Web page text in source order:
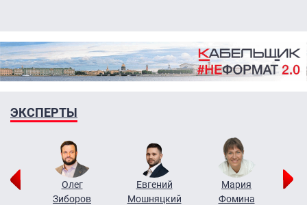
ЭКСПЕРТЫ
Олег
Зиборов
Евгений
Мошняцкий
Мария
Фомина